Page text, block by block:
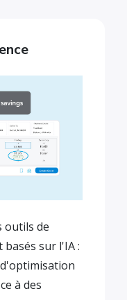
outils de
sur l'IA :
à des